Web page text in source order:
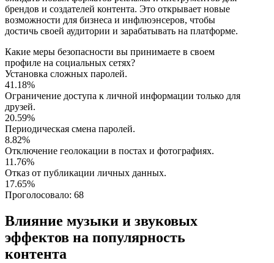
брендов и создателей контента. Это открывает новые
возможности для бизнеса и инфлюэнсеров, чтобы
достичь своей аудитории и зарабатывать на платформе.
Какие меры безопасности вы принимаете в своем
профиле на социальных сетях?
Установка сложных паролей.
41.18%
Ограничение доступа к личной информации только для
друзей.
20.59%
Периодическая смена паролей.
8.82%
Отключение геолокации в постах и фотографиях.
11.76%
Отказ от публикации личных данных.
17.65%
Проголосовало: 68
Влияние музыки и звуковых
эффектов на популярность
контента